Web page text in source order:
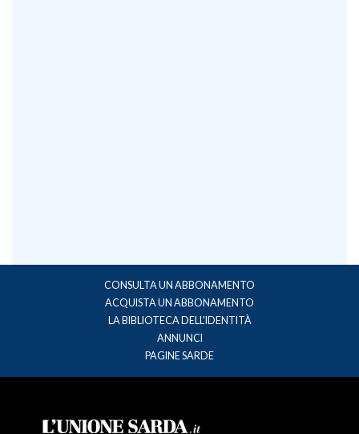
CONSULTA UN ABBONAMENTO
ACQUISTA UN ABBONAMENTO
LA BIBLIOTECA DELL'IDENTITÀ
ANNUNCI
PAGINE SARDE